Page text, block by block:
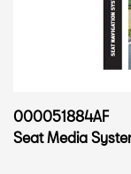
000051884AF
Seat Media